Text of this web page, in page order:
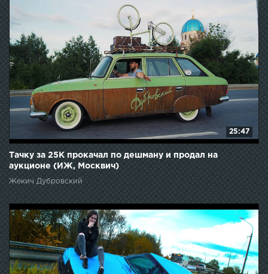
25:47
Тачку за 25К прокачал по дешману и продал на
аукционе (ИЖ, Москвич)
Жекич Дубровский